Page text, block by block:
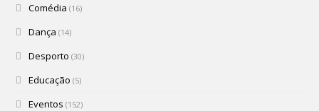
Comédia (16)
Dança (14)
Desporto (30)
Educação (5)
Eventos (152)